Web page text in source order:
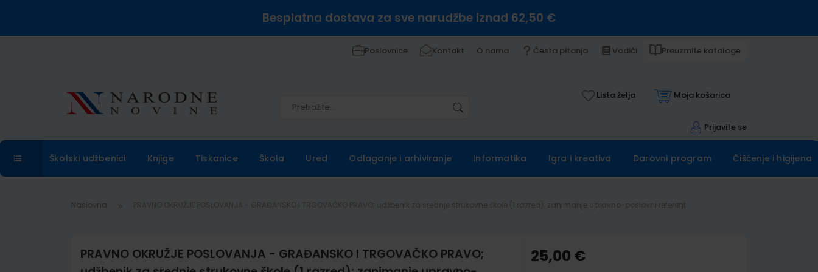
Besplatna dostava za sve narudžbe iznad 62,50 €
Poslovnice Kontakt O nama Česta pitanja Vodiči Preuzmite kataloge
Lista želja Moja košarica
Prijavite se
Školski udžbenici Knjige Tiskanice Škola Ured Odlaganje i arhiviranje Informatika Igra i kreativa Darovni program Čišćenje i higijena
Naslovna
PRAVNO OKRUŽJE POSLOVANJA - GRAĐANSKO I TRGOVAČKO PRAVO;
25,00 €